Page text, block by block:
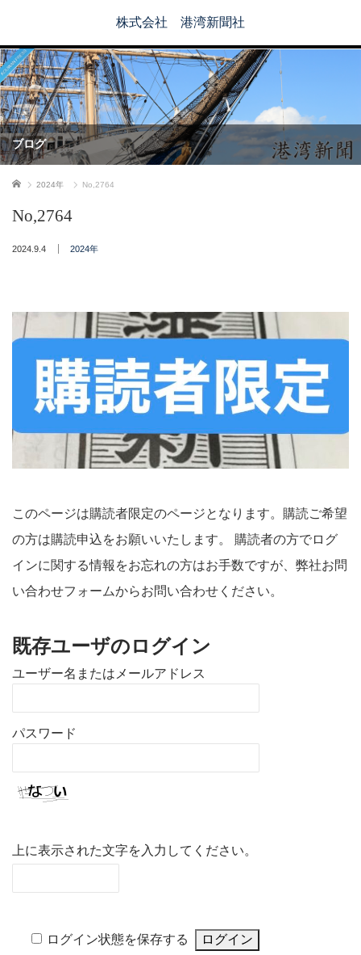
株式会社 港湾新聞社
ブログ
ホーム 2024年 No,2764
No,2764
2024.9.4 2024年
このページは購読者限定のページとなります。購読ご希望
の方は購読申込をお願いいたします。 購読者の方でログ
インに関する情報をお忘れの方はお手数ですが、弊社お問
い合わせフォームからお問い合わせください。
既存ユーザのログイン
ユーザー名またはメールアドレス
パスワード
上に表示された文字を入力してください。
ログイン状態を保存する